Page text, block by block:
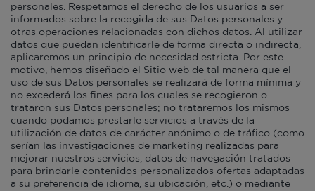
personales. Respetamos el derecho de los usuarios a ser
informados sobre la recogida de sus Datos personales y
otras operaciones relacionadas con dichos datos. Al utilizar
datos que puedan identificarle de forma directa o indirecta,
aplicaremos un principio de necesidad estricta. Por este
motivo, hemos diseñado el Sitio web de tal manera que el
uso de sus Datos personales se realizará de forma mínima y
no excederá los fines para los cuales se recogieron o
trataron sus Datos personales; no trataremos los mismos
cuando podamos prestarle servicios a través de la
utilización de datos de carácter anónimo o de tráfico (como
serían las investigaciones de marketing realizadas para
mejorar nuestros servicios, datos de navegación tratados
para brindarle contenidos personalizados ofertas adaptadas
a su preferencia de idioma, su ubicación, etc.) o mediante